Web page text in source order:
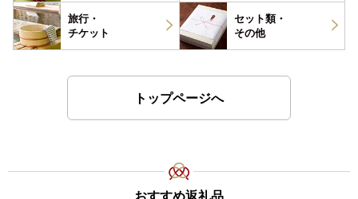
旅行・
チケット
セット類・
その他
トップページへ
おすすめ返礼品